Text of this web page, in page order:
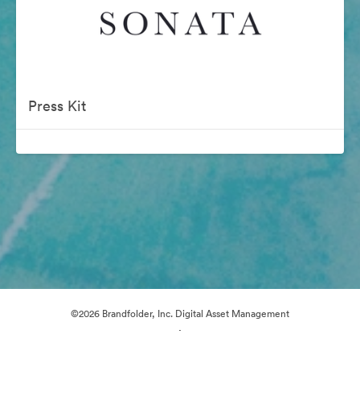
Press Kit
©2026 Brandfolder, Inc. Digital Asset Management
·